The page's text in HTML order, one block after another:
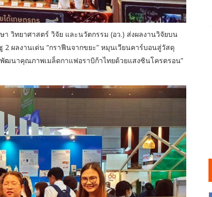
วิทยาศาสตร์ วิจัย และนวัตกรรม (อว.) ส่งผลงานวิจัยบน
2 ผลงานเด่น “กราฟีนจากขยะ” หมุนเวียนคาร์บอนสู่วัสดุ
ฒนาคุณภาพเมล็ดกาแฟอราบิก้าไทยด้วยแสงซินโครตรอน”